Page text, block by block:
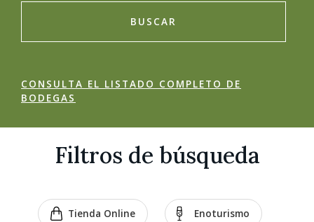
BUSCAR
CONSULTA EL LISTADO COMPLETO DE
BODEGAS
Filtros de búsqueda
Tienda Online Enoturismo